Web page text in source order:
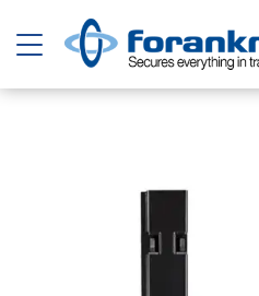
Basculer la navigation